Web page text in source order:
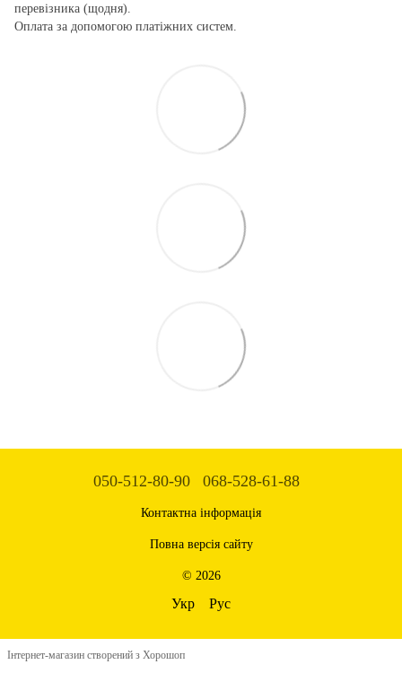
перевізника (щодня).
Оплата за допомогою платіжних систем.
050-512-80-90 068-528-61-88
Контактна інформація
Повна версія сайту
© 2026
Укр Рус
Інтернет-магазин створений з Хорошоп